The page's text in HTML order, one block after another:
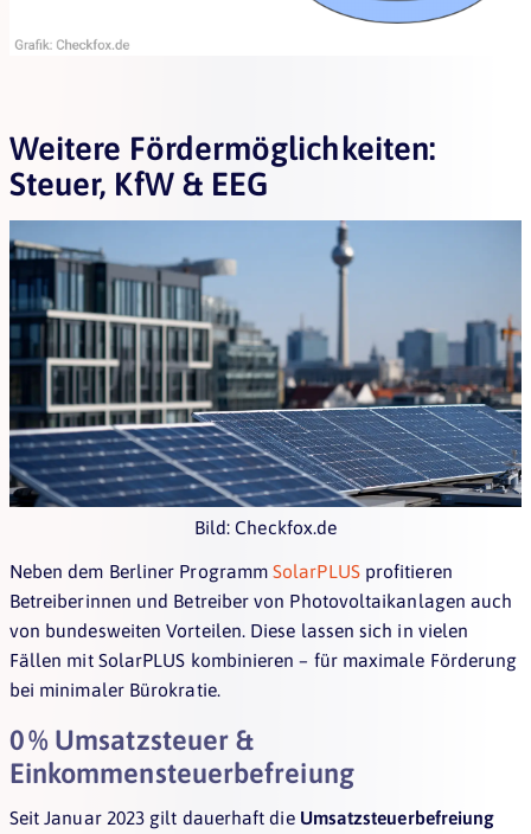
Weitere Fördermöglichkeiten:
Steuer, KfW & EEG
Bild: Checkfox.de
Neben dem Berliner ProgrammSolarPLUSprofitieren
Betreiberinnen und Betreiber von Photovoltaikanlagen auch
von bundesweiten Vorteilen. Diese lassen sich in vielen
Fällen mit SolarPLUS kombinieren – für maximale Förderung
bei minimaler Bürokratie.
0 % Umsatzsteuer &
Einkommensteuerbefreiung
Seit Januar 2023 gilt dauerhaft die Umsatzsteuerbefreiung